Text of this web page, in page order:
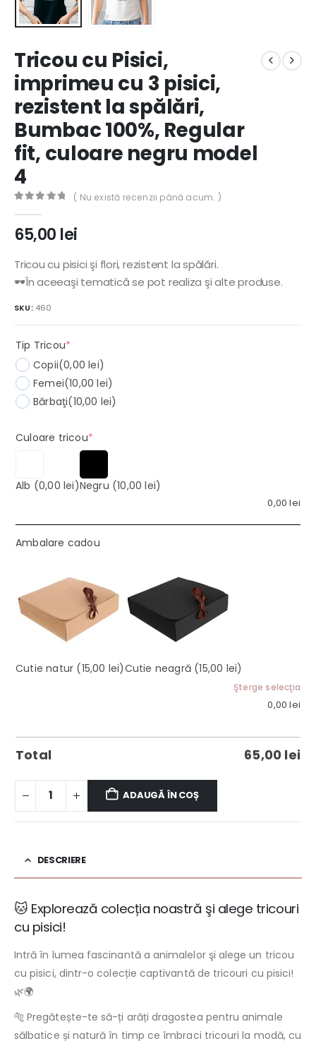
Tricou cu Pisici,
imprimeu cu 3 pisici,
rezistent la spălări,
Bumbac 100%, Regular
fit, culoare negru model
4
( Nu există recenzii până acum. )
65,00 lei
Tricou cu pisici şi flori, rezistent la spălări.
🕶️În aceeaşi tematică se pot realiza şi alte produse.
SKU: 460
Tip Tricou*
Copii(0,00 lei)
Femei(10,00 lei)
Bărbaţi(10,00 lei)
Culoare tricou*(required)
Alb (0,00 lei)Negru (10,00 lei)
0,00lei
Ambalare cadou
Cutie natur (15,00 lei)Cutie neagră (15,00 lei)
Şterge selecţia
0,00lei
Total 65,00 lei
ADAUGĂ ÎN COȘ
DESCRIERE
🐱 Explorează colecția noastră şi alege tricouri
cu pisici!
Intră în lumea fascinantă a animalelor şi alege un tricou
cu pisici, dintr-o colecție captivantă de tricouri cu pisici!
🌿🌍
🐅 Pregătește-te să-ți arăți dragostea pentru animale
sălbatice și natură în timp ce îmbraci tricouri la modă, cu